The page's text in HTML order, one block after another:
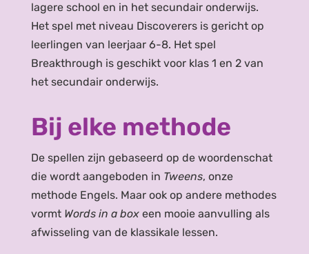
lagere school en in het secundair onderwijs.
Het spel met niveau Discoverersis gerichtop
leerlingen van leerjaar 6-8. Het spel
Breakthrough is geschiktvoor klas1 en 2 van
het secundair onderwijs.
Bij elke methode
De spellen zijn gebaseerd op de woordenschat
die wordt aangeboden in Tweens, onze
methode Engels. Maar ook op andere methodes
vormt Words in a box een mooie aanvulling als
afwisseling van de klassikale lessen.